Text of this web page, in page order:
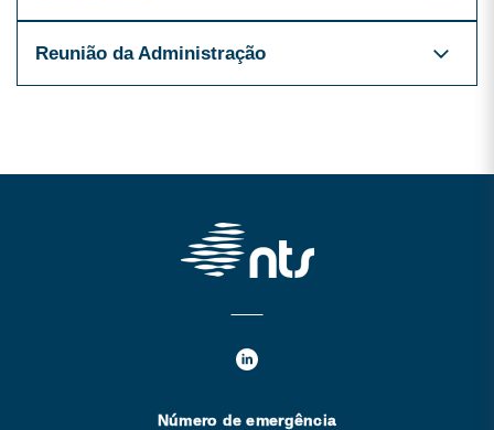
Reunião da Administração
Número de emergência